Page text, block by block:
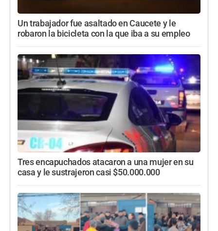
Un trabajador fue asaltado en Caucete y le
robaron la bicicleta con la que iba a su empleo
Tres encapuchados atacaron a una mujer en su
casa y le sustrajeron casi $50.000.000